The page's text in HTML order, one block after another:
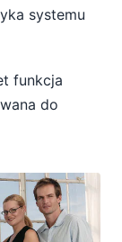
systemu
funkcja
do